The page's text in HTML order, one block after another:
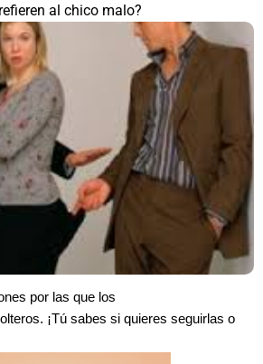
al chico malo?
por las que los
¡Tú sabes si quieres seguirlas o